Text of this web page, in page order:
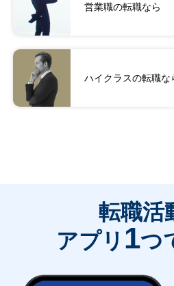
営業職の転職なら
ハイクラスの転職な
転職活
アプリ 1つ